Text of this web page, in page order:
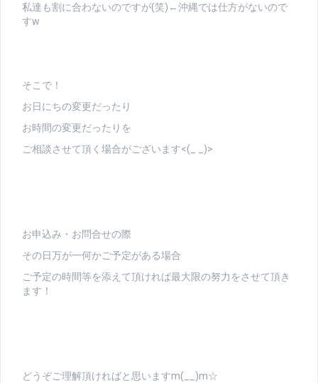
私達も割に合わないのですが(笑)←沖縄では仕方がないので
すw
そこで！
お日にちの変更だったり
お時間の変更だったりを
ご相談させて頂く場合がございます<(_ _)>
お申込み・お問合せの際
その日万が一何かご予定がある場合
ご予定の時間等を添えて頂ければ最大限の努力をさせて頂き
ます！
どうぞご理解頂ければと思いますm(__)m☆